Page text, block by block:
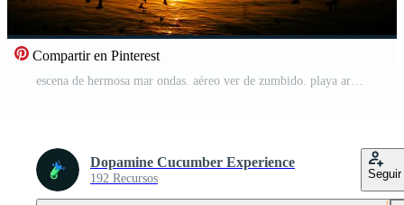
Compartir en Pinterest
escena de hermosa mar ondas. aéreo ver de zumbido. playa arena y mar Copiar espacio área. verano puesta de sol marina. phuket Tailandia playa. agua textura. parte superior ver playa mar. naturaleza y viaje concepto Vídeo Gratis
Dopamine Cucumber Experience
192 Recursos Seguir